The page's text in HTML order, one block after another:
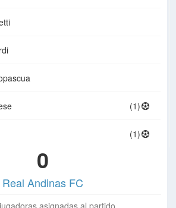
(1)
(1)
0
Real Andinas FC
asignadas al partido